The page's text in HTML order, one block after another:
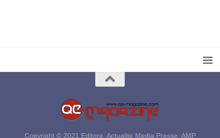
Copyright © 2021 Editore: Actualité Media Presse, AMP